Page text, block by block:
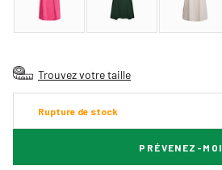
Trouvez votre taille
Rupture de stock
PRÉVENEZ-MOI